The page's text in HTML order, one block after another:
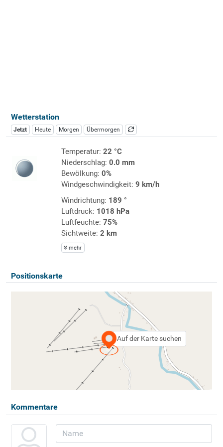
Wetterstation
Jetzt Heute Morgen Übermorgen
Temperatur: 22 °C
Niederschlag: 0.0 mm
Bewölkung: 0%
Windgeschwindigkeit: 9 km/h
Windrichtung: 189 °
Luftdruck: 1018 hPa
Luftfeuchte: 75%
Sichtweite: 2 km
mehr
Positionskarte
Auf der Karte suchen
Kommentare